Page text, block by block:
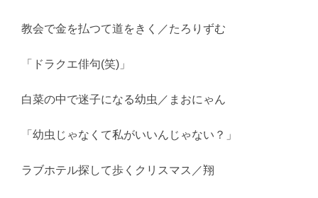
教会で金を払つて道をきく／たろりずむ
「ドラクエ俳句(笑)」
白菜の中で迷子になる幼虫／まおにゃん
「幼虫じゃなくて私がいいんじゃない？」
ラブホテル探して歩くクリスマス／翔